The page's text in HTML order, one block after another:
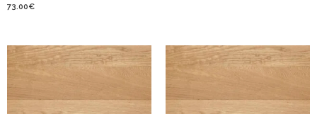
73.00€